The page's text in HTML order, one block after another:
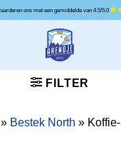
65 klanten waarderen ons met een
FILTER
» Bestek North »